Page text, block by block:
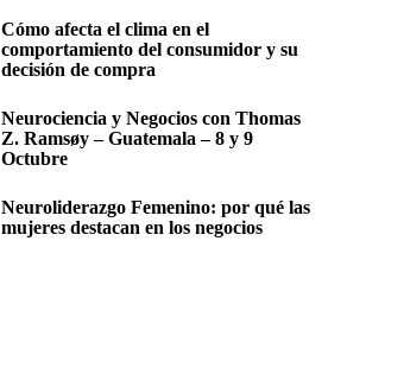
Cómo afecta el clima en el
comportamiento del consumidor y su
decisión de compra
Neurociencia y Negocios con Thomas
Z. Ramsøy – Guatemala – 8 y 9
Octubre
Neuroliderazgo Femenino: por qué las
mujeres destacan en los negocios